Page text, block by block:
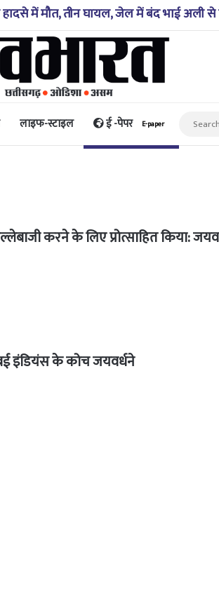
में मौत, तीन घायल, जेल में बंद भाई अली
लाइफ-स्टाइल ई -पेपर E-paper
करने के लिए प्रोत्साहित किया:
इंडियंस के कोच जयवर्धने